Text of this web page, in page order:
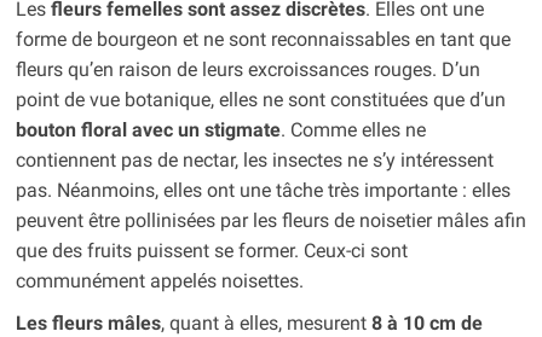
Les fleurs femelles sont assez discrètes. Elles ont une
forme de bourgeon et ne sont reconnaissables en tant que
fleurs qu’en raison de leurs excroissances rouges. D’un
point de vue botanique, elles ne sont constituées que d’un
bouton floral avec un stigmate. Comme elles ne
contiennent pas de nectar, les insectes ne s’y intéressent
pas. Néanmoins, elles ont une tâche très importante : elles
peuvent être pollinisées par les fleurs de noisetier mâles afin
que des fruits puissent se former. Ceux-ci sont
communément appelés noisettes.
Les fleurs mâles, quant à elles, mesurent 8 à 10 cm de